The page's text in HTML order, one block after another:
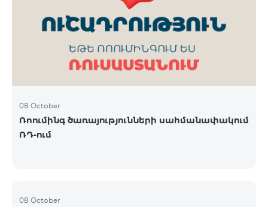
ԿՈՍՄՈ 3 TV փաթեթը․ Ինտերնետ. Մինչև 50 Մբիթ/
վ արագություն։ TV. Մինչև 80 TV ալիք՝ TeamTv
Smart հավելվածով Ֆիքսված հեռախոսակապ.
180 րոպե դեպի Team ֆիքսված ցանց։ Սույն
սակագնային փաթեթում ներառվա
08 October
Ռոումինգ ծառայությունների սահմանափակում
ՌԴ-ում
08 October